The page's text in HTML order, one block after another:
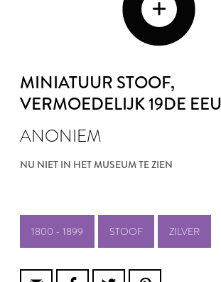
MINIATUUR STOOF,
VERMOEDELIJK 19DE
ANONIEM
NU NIET IN HET MUSEUM TE ZIEN
1800 - 1899 STOOF ZILVER